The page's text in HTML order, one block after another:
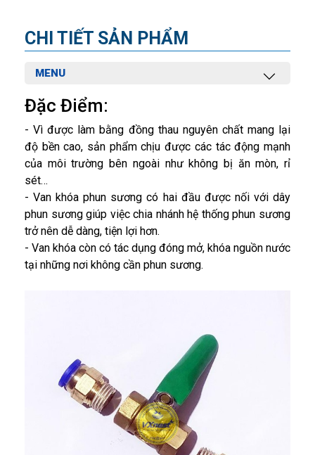
CHI TIẾT SẢN PHẨM
MENU
Đặc Điểm:
- Vì được làm bằng đồng thau nguyên chất mang lại
độ bền cao, sản phẩm chịu được các tác động mạnh
của môi trường bên ngoài như không bị ăn mòn, rỉ
sét…
- Van khóa phun sương có hai đầu được nối với dây
phun sương giúp việc chia nhánh hệ thống phun sương
trở nên dễ dàng, tiện lợi hơn.
- Van khóa còn có tác dụng đóng mở, khóa nguồn nước
tại những nơi không cần phun sương.